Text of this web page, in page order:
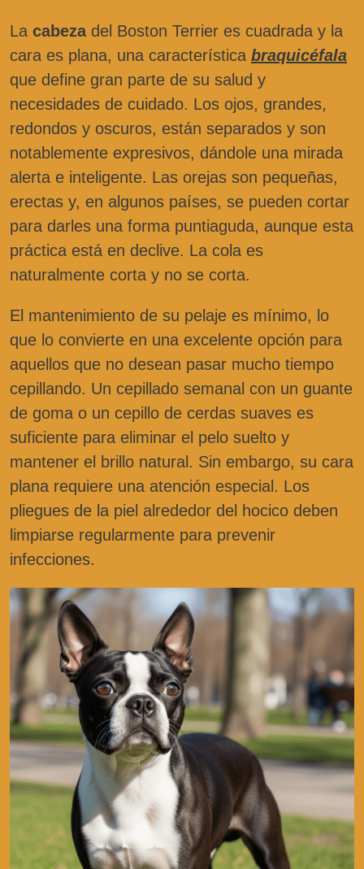
La cabezadel Boston Terrier es cuadrada y la
cara es plana, una característica braquicéfala
que define gran parte de su salud y
necesidades de cuidado. Los ojos, grandes,
redondos y oscuros, están separados y son
notablemente expresivos, dándole una mirada
alerta e inteligente. Las orejas son pequeñas,
erectas y, en algunos países, se pueden cortar
para darles una forma puntiaguda, aunque esta
práctica está en declive. La cola es
naturalmente corta y no se corta.
El mantenimiento de su pelaje es mínimo, lo
que lo convierte en una excelente opción para
aquellos que no desean pasar mucho tiempo
cepillando. Un cepillado semanal con un guante
de goma o un cepillo de cerdas suaves es
suficiente para eliminar el pelo suelto y
mantener el brillo natural. Sin embargo, su cara
plana requiere una atención especial. Los
pliegues de la piel alrededor del hocico deben
limpiarse regularmente para prevenir
infecciones.